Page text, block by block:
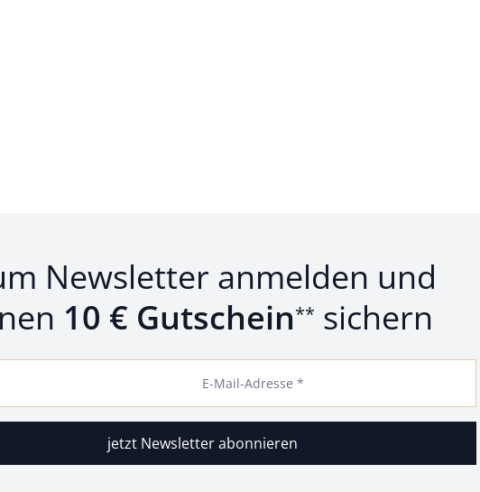
Newsletter anmelden und
10 € Gutschein** sichern
E-Mail-Adresse *
jetzt Newsletter abonnieren